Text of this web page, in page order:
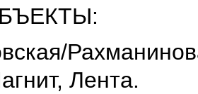
Лента.